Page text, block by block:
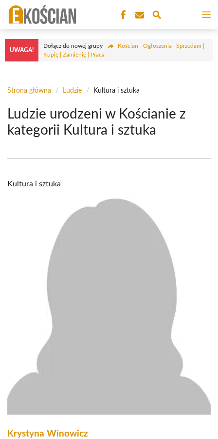
Przejdź
treści
UWAGA!
Dołącz do nowej grupy
Kościan - Ogłoszenia | Sprzedam |
Kupię | Zamienię | Praca
Strona główna / Ludzie / Kultura i sztuka
Ludzie urodzeni w Kościanie z
kategorii Kultura i sztuka
Kultura i sztuka
Krystyna Winowicz